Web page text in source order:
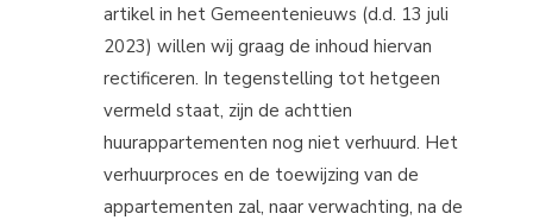
artikel in het Gemeentenieuws (d.d. 13 juli
2023) willen wij graag de inhoud hiervan
rectificeren. In tegenstelling tot hetgeen
vermeld staat, zijn de achttien
huurappartementen nog niet verhuurd. Het
verhuurproces en de toewijzing van de
appartementen zal, naar verwachting, na de